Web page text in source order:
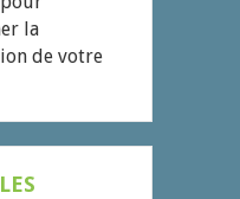
la
de votre